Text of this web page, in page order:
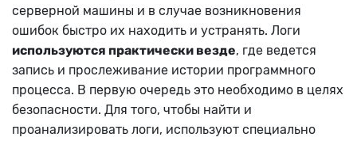
серверной машины и в случае возникновения
ошибок быстро их находить и устранять. Логи
используются практически везде, где ведется
запись и прослеживание истории программного
процесса. В первую очередь это необходимо в целях
безопасности. Для того, чтобы найти и
проанализировать логи, используют специально